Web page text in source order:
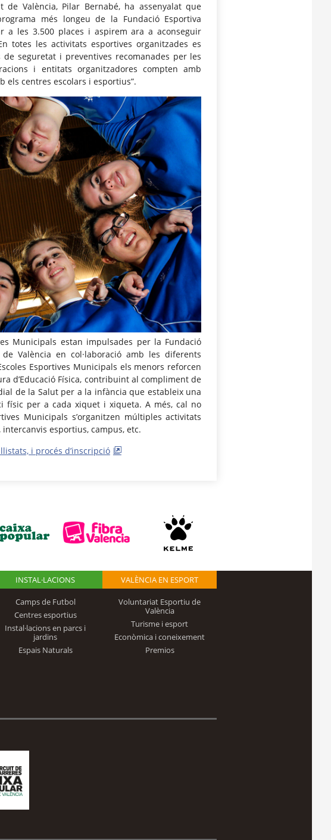
de València, Pilar Bernabé, ha assenyalat que
més longeu de la Fundació Esportiva
a les 3.500 places i aspirem ara a aconseguir
totes les activitats esportives organitzades es
seguretat i preventives recomanades per les
i entitats organitzadores compten amb
els centres escolars i esportius”.
Municipals estan impulsades per la Fundació
València en col·laboració amb les diferents
Esportives Municipals els menors reforcen
d’Educació Física, contribuint al compliment de
de la Salut per a la infància que estableix una
físic per a cada xiquet i xiqueta. A més, cal no
Municipals s’organitzen múltiples activitats
esportius, campus, etc.
i procés d’inscripció
INSTAL·LACIONS
Camps de Futbol
Centres esportius
Instal·lacions en parcs i
jardins
Espais Naturals
VALÈNCIA EN ESPORT
Voluntariat Esportiu de
València
Turisme i esport
Econòmica i coneixement
Premios